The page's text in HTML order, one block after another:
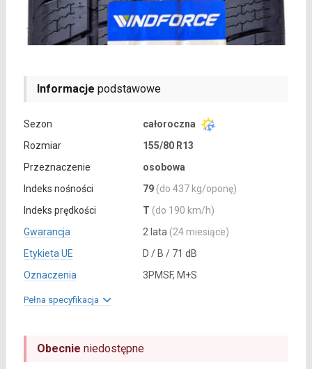
Informacje podstawowe
Sezon
całoroczna
Rozmiar
155/80 R13
Przeznaczenie
osobowa
Indeks nośności
79 (do 437 kg/oponę)
Indeks prędkości
T (do 190 km/h)
Gwarancja
2 lata (24 miesiące)
Etykieta UE
D / B / 71 dB
Oznaczenia
3PMSF, M+S
Pełna specyfikacja
Obecnie niedostępne